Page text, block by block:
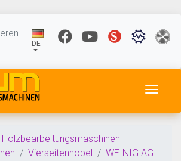
DE
Holzbearbeitungsmaschinen
Vierseitenhobel WEINIG AG